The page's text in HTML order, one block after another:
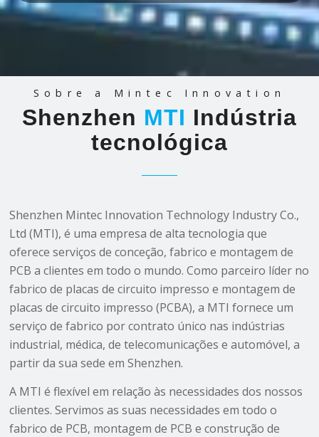
Sobre a Mintec Innovation
Shenzhen MTI Indústria
tecnológica
Shenzhen Mintec Innovation Technology Industry Co.,
Ltd (MTI), é uma empresa de alta tecnologia que
oferece serviços de conceção, fabrico e montagem de
PCB a clientes em todo o mundo. Como parceiro líder no
fabrico de placas de circuito impresso e montagem de
placas de circuito impresso (PCBA), a MTI fornece um
serviço de fabrico por contrato único nas indústrias
industrial, médica, de telecomunicações e automóvel, a
partir da sua sede em Shenzhen.
A MTI é flexível em relação às necessidades dos nossos
clientes. Servimos as suas necessidades em todo o
fabrico de PCB, montagem de PCB e construção de